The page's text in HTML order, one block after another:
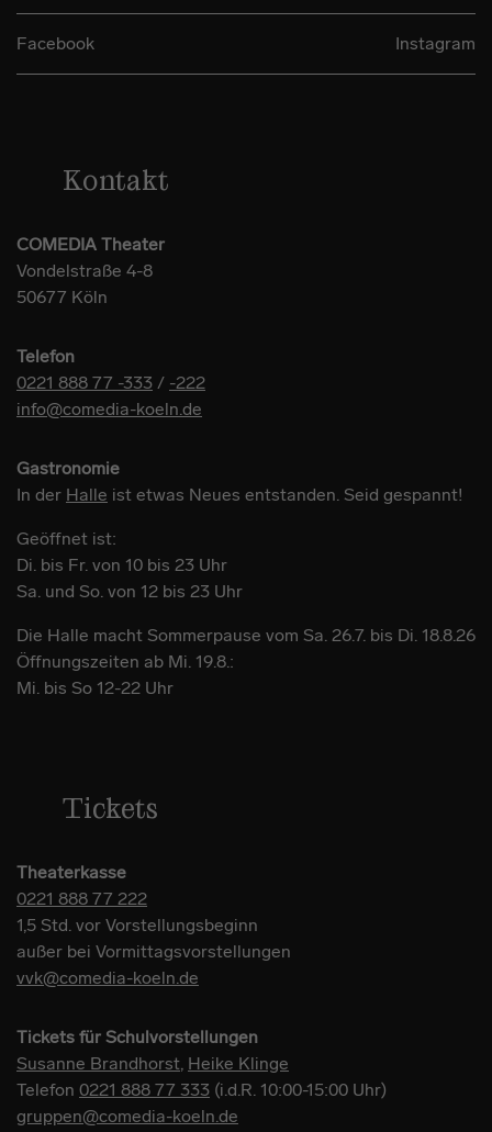
Facebook Instagram
Kontakt
COMEDIA Theater
Vondelstraße 4-8
50677 Köln
Telefon
0221 888 77 -333 / -222
info@comedia-koeln.de
Gastronomie
In der Halle ist etwas Neues entstanden. Seid gespannt!
Geöffnet ist:
Di. bis Fr. von 10 bis 23 Uhr
Sa. und So. von 12 bis 23 Uhr
Die Halle macht Sommerpause vom Sa. 26.7. bis Di. 18.8.26
Öffnungszeiten ab Mi. 19.8.:
Mi. bis So 12-22 Uhr
Tickets
Theaterkasse
0221 888 77 222
1,5 Std. vor Vorstellungsbeginn
außer bei Vormittagsvorstellungen
vvk@comedia-koeln.de
Tickets für Schulvorstellungen
Susanne Brandhorst Heike Klinge
Telefon 0221 888 77 333 (i.d.R. 10:00-15:00 Uhr)
gruppen@comedia-koeln.de